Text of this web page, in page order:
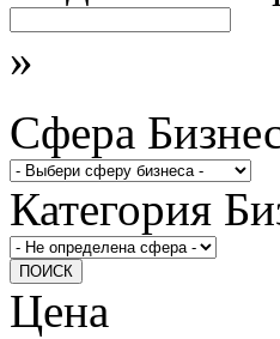
»
Сфера
Категория
ПОИСК
Цена